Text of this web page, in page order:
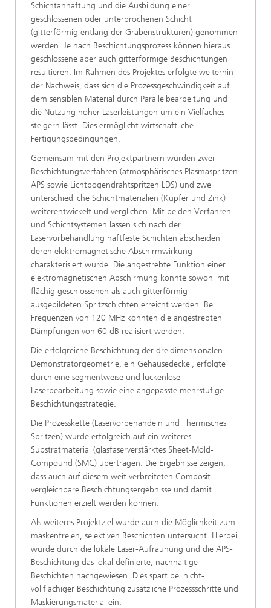
Schichtanhaftung und die Ausbildung einer
geschlossenen oder unterbrochenen Schicht
(gitterförmig entlang der Grabenstrukturen) genommen
werden. Je nach Beschichtungsprozess können hieraus
geschlossene aber auch gitterförmige Beschichtungen
resultieren. Im Rahmen des Projektes erfolgte weiterhin
der Nachweis, dass sich die Prozessgeschwindigkeit auf
dem sensiblen Material durch Parallelbearbeitung und
die Nutzung hoher Laserleistungen um ein Vielfaches
steigern lässt. Dies ermöglicht wirtschaftliche
Fertigungsbedingungen.
Gemeinsam mit den Projektpartnern wurden zwei
Beschichtungsverfahren (atmosphärisches Plasmaspritzen
APS sowie Lichtbogendrahtspritzen LDS) und zwei
unterschiedliche Schichtmaterialien (Kupfer und Zink)
weiterentwickelt und verglichen. Mit beiden Verfahren
und Schichtsystemen lassen sich nach der
Laservorbehandlung haftfeste Schichten abscheiden
deren elektromagnetische Abschirmwirkung
charakterisiert wurde. Die angestrebte Funktion einer
elektromagnetischen Abschirmung konnte sowohl mit
flächig geschlossenen als auch gitterförmig
ausgebildeten Spritzschichten erreicht werden. Bei
Frequenzen von 120 MHz konnten die angestrebten
Dämpfungen von 60 dB realisiert werden.
Die erfolgreiche Beschichtung der dreidimensionalen
Demonstratorgeometrie, ein Gehäusedeckel, erfolgte
durch eine segmentweise und lückenlose
Laserbearbeitung sowie eine angepasste mehrstufige
Beschichtungsstrategie.
Die Prozesskette (Laservorbehandeln und Thermisches
Spritzen) wurde erfolgreich auf ein weiteres
Substratmaterial (glasfaserverstärktes Sheet-Mold-
Compound (SMC) übertragen. Die Ergebnisse zeigen,
dass auch auf diesem weit verbreiteten Composit
vergleichbare Beschichtungsergebnisse und damit
Funktionen erzielt werden können.
Als weiteres Projektziel wurde auch die Möglichkeit zum
maskenfreien, selektiven Beschichten untersucht. Hierbei
wurde durch die lokale Laser-Aufrauhung und die APS-
Beschichtung das lokal definierte, nachhaltige
Beschichten nachgewiesen. Dies spart bei nicht-
vollflächiger Beschichtung zusätzliche Prozessschritte und
Maskierungsmaterial ein.